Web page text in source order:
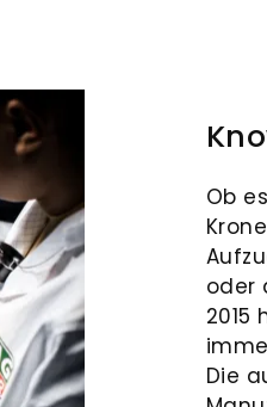
Ob
oder
2015
Die